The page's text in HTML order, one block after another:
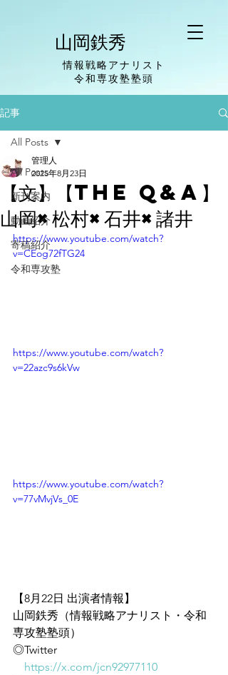
山岡鉄秀
情報戦略アナリスト
​令和専攻塾塾頭
記事
All Posts
新刊案内
動画紹介
寄稿紹介
令和専攻塾
All Posts
【文】【The Q&A】
山岡×松村×石井×諸井
管理人
2025年8月23日
https://www.youtube.com/watch?
v=CEog72fTG24
https://www.youtube.com/watch?
v=22azc9s6kVw
https://www.youtube.com/watch?
v=77vMvjVs_0E
【8月22日 出演者情報】
山岡鉄秀（情報戦略アナリスト・令和
専攻塾塾頭）
◎Twitter
https://x.com/jcn92977110